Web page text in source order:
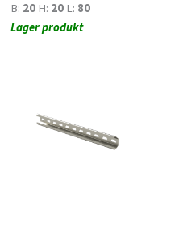
B: 20 H: 20 L: 80
Lager produkt